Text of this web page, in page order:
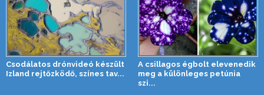
Csodálatos drónvideó készült
Izland rejtőzködő, színes tav...
A csillagos égbolt elevenedik
meg a különleges petúnia
szi...